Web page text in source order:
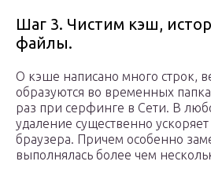
Шаг 3. Чистим кэш,
файлы.
О кэше написано много строк,
образуются во временных
раз при серфинге в Сети. В
удаление существенно
браузера. Причем особенно
выполнялась более чем